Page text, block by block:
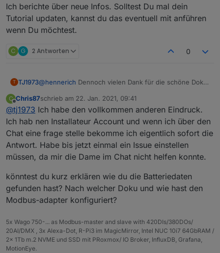
11 Stat Ersparnis Total
Quelle aus der InfluxDB sind
ErsparnisPVAnlageTotal -> siehe Blockly Script
PvErzeugteEnergieTag
gesehen
Ich berichte über neue Infos. Solltest Du mal dein
Tutorial updaten, kannst du das eventuell mit anführen
wenn Du möchtest.
C G 2 Antworten 0
T TJ1973@hennerich Dennoch vielen Dank für die schöne Doku.
einfacher gewesen. Ich bleib an Solaredge dran.
Irgendwie muss man doch an die Registerdaten
kommen. Aber der Support von Solaredge ist faktisch
nicht vorhanden...keine Rückmeldung trotz mehrerer
Anfragen und telefonisch kein durchkommen. Aber es
muss die Daten geben, sonst könnte sie Solaredge in
der App nicht darstellen....also nur eine Frage der Zeit.
Tutorial updaten, kannst du das eventuell mit anführen
wenn Du möchtest.
C
Offline
Chris87schrieb am 22. Jan. 2021, 09:41
zuletzt editiert von
@tj1973 Ich habe den vollkommen anderen Eindruck.
Ich hab nen Installateur Account und wenn ich über den
Chat eine frage stelle bekomme ich eigentlich sofort die
Antwort. Habe bis jetzt einmal ein Issue einstellen
müssen, da mir die Dame im Chat nicht helfen konnte.
könntest du kurz erklären wie du die Batteriedaten
gefunden hast? Nach welcher Doku und wie hast den
Modbus-adapter konfiguriert?
5x Wago 750-... as Modbus-master and slave with 420DIs/380DOs/
20AI/DMX , 3x Alexa-Dot, R-Pi3 im MagicMirror, Intel NUC 10i7 64GbRAM /
2x 1Tb m.2 NVME und SSD mit PRoxmox/ IO Broker, InfluxDB, Grafana,
MotionEye.